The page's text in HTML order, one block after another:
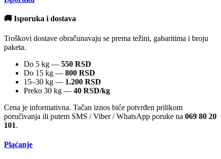
🚚 Isporuka i dostava
Troškovi dostave obračunavaju se prema težini, gabaritima i broju
paketa.
Do 5 kg — 550 RSD
Do 15 kg — 800 RSD
15–30 kg — 1.200 RSD
Preko 30 kg — 40 RSD/kg
Cena je informativna. Tačan iznos biće potvrđen prilikom
poručivanja ili putem SMS / Viber / WhatsApp poruke na 069 80 20
101.
Plaćanje